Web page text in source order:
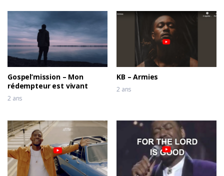
Gospel’mission – Mon
rédempteur est vivant
2 ans
KB – Armies
2 ans